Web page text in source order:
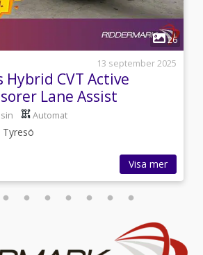
26
13 september 2025
Hybrid CVT Active
Lane Assist
Automat
Tyresö
Visa mer